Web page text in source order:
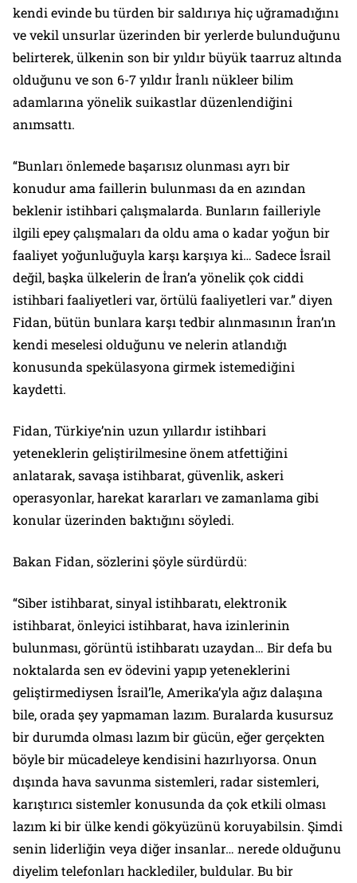
kendi evinde bu türden bir saldırıya hiç uğramadığını
ve vekil unsurlar üzerinden bir yerlerde bulunduğunu
belirterek, ülkenin son bir yıldır büyük taarruz altında
olduğunu ve son 6-7 yıldır İranlı nükleer bilim
adamlarına yönelik suikastlar düzenlendiğini
anımsattı.
“Bunları önlemede başarısız olunması ayrı bir
konudur ama faillerin bulunması da en azından
beklenir istihbari çalışmalarda. Bunların failleriyle
ilgili epey çalışmaları da oldu ama o kadar yoğun bir
faaliyet yoğunluğuyla karşı karşıya ki… Sadece İsrail
değil, başka ülkelerin de İran’a yönelik çok ciddi
istihbari faaliyetleri var, örtülü faaliyetleri var.” diyen
Fidan, bütün bunlara karşı tedbir alınmasının İran’ın
kendi meselesi olduğunu ve nelerin atlandığı
konusunda spekülasyona girmek istemediğini
kaydetti.
Fidan, Türkiye’nin uzun yıllardır istihbari
yeteneklerin geliştirilmesine önem atfettiğini
anlatarak, savaşa istihbarat, güvenlik, askeri
operasyonlar, harekat kararları ve zamanlama gibi
konular üzerinden baktığını söyledi.
Bakan Fidan, sözlerini şöyle sürdürdü:
“Siber istihbarat, sinyal istihbaratı, elektronik
istihbarat, önleyici istihbarat, hava izinlerinin
bulunması, görüntü istihbaratı uzaydan… Bir defa bu
noktalarda sen ev ödevini yapıp yeteneklerini
geliştirmediysen İsrail’le, Amerika’yla ağız dalaşına
bile, orada şey yapmaman lazım. Buralarda kusursuz
bir durumda olması lazım bir gücün, eğer gerçekten
böyle bir mücadeleye kendisini hazırlıyorsa. Onun
dışında hava savunma sistemleri, radar sistemleri,
karıştırıcı sistemler konusunda da çok etkili olması
lazım ki bir ülke kendi gökyüzünü koruyabilsin. Şimdi
senin liderliğin veya diğer insanlar… nerede olduğunu
diyelim telefonları hacklediler, buldular. Bu bir